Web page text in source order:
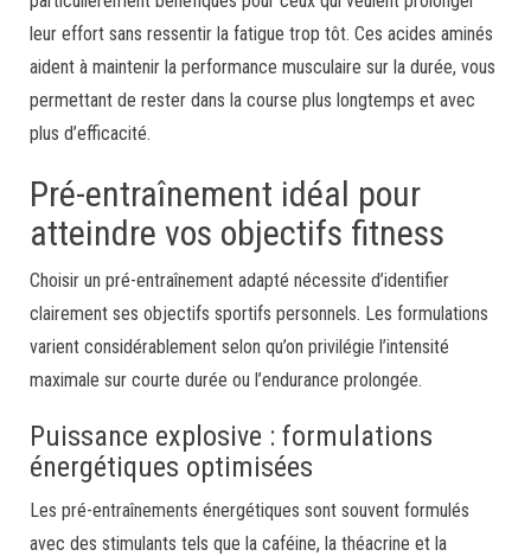
leur effort sans ressentir la fatigue trop tôt. Ces acides aminés
aident à maintenir la performance musculaire sur la durée, vous
permettant de rester dans la course plus longtemps et avec
plus d’efficacité.
Pré-entraînement idéal pour
atteindre vos objectifs fitness
Choisir un pré-entraînement adapté nécessite d’identifier
clairement ses objectifs sportifs personnels. Les formulations
varient considérablement selon qu’on privilégie l’intensité
maximale sur courte durée ou l’endurance prolongée.
Puissance explosive : formulations
énergétiques optimisées
Les pré-entraînements énergétiques sont souvent formulés
avec des stimulants tels que la caféine, la théacrine et la